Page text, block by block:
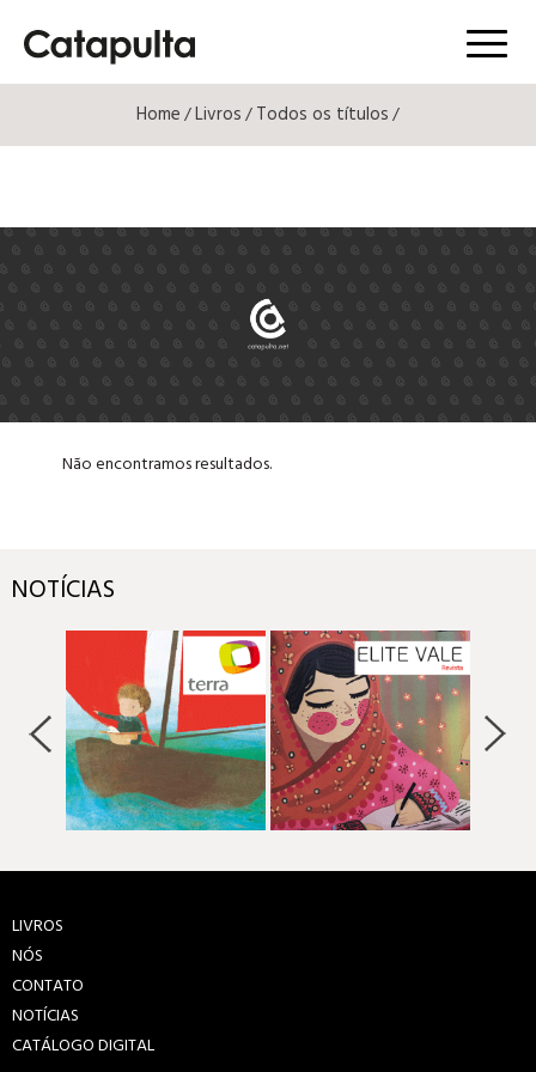
Menú
Home/Livros/Todos os títulos/
Não encontramos resultados.
NOTÍCIAS
LIVROS
NÓS
CONTATO
NOTÍCIAS
CATÁLOGO DIGITAL